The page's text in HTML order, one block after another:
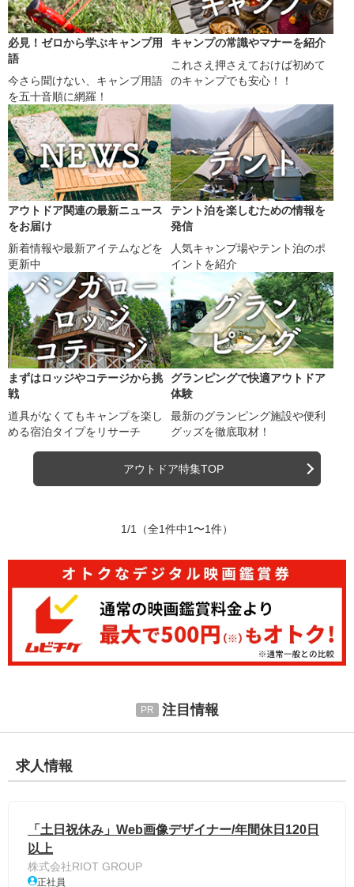
必見！ゼロから学ぶキャンプ用
語
今さら聞けない、キャンプ用語
を五十音順に網羅！
キャンプの常識やマナーを紹介
これさえ押さえておけば初めて
のキャンプでも安心！！
アウトドア関連の最新ニュース
をお届け
新着情報や最新アイテムなどを
更新中
テント泊を楽しむための情報を
発信
人気キャンプ場やテント泊のポ
イントを紹介
まずはロッジやコテージから挑
戦
道具がなくてもキャンプを楽し
める宿泊タイプをリサーチ
グランピングで快適アウトドア
体験
最新のグランピング施設や便利
グッズを徹底取材！
アウトドア特集TOP
1/1 （全1件中1〜1件）
注目情報
求人情報
「土日祝休み」Web画像デザイナー/年間休日120日
以上
株式会社RIOT GROUP
正社員